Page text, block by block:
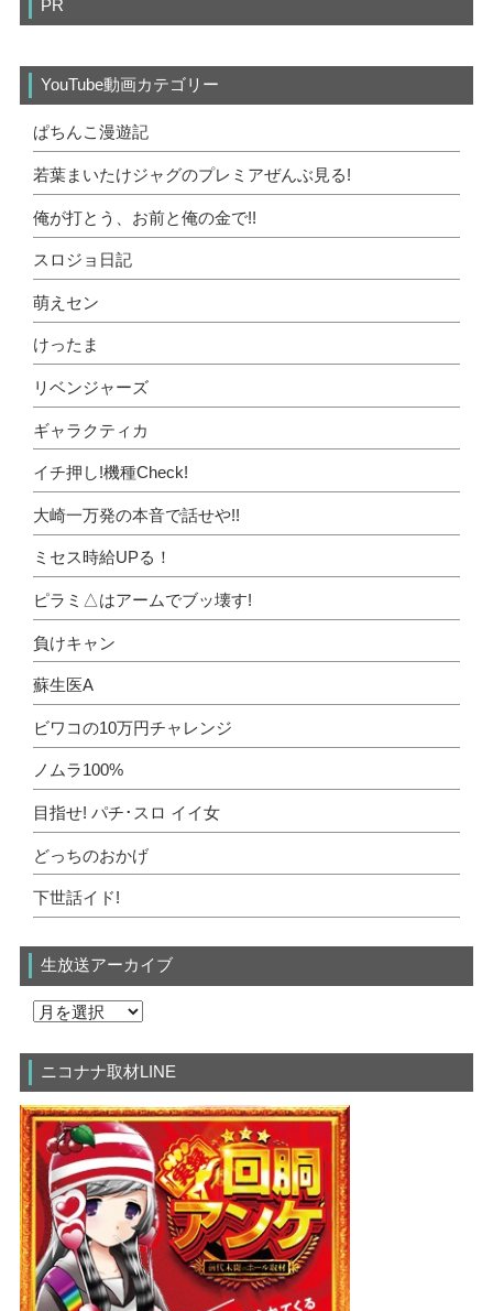
PR
YouTube動画カテゴリー
ぱちんこ漫遊記
若葉まいたけジャグのプレミアぜんぶ見る!
俺が打とう、お前と俺の金で!!
スロジョ日記
萌えセン
けったま
リベンジャーズ
ギャラクティカ
イチ押し!機種Check!
大崎一万発の本音で話せや!!
ミセス時給UPる！
ピラミ△はアームでブッ壊す!
負けキャン
蘇生医A
ビワコの10万円チャレンジ
ノムラ100%
目指せ! パチ･スロ イイ女
どっちのおかげ
下世話イド!
生放送アーカイブ
ニコナナ取材LINE